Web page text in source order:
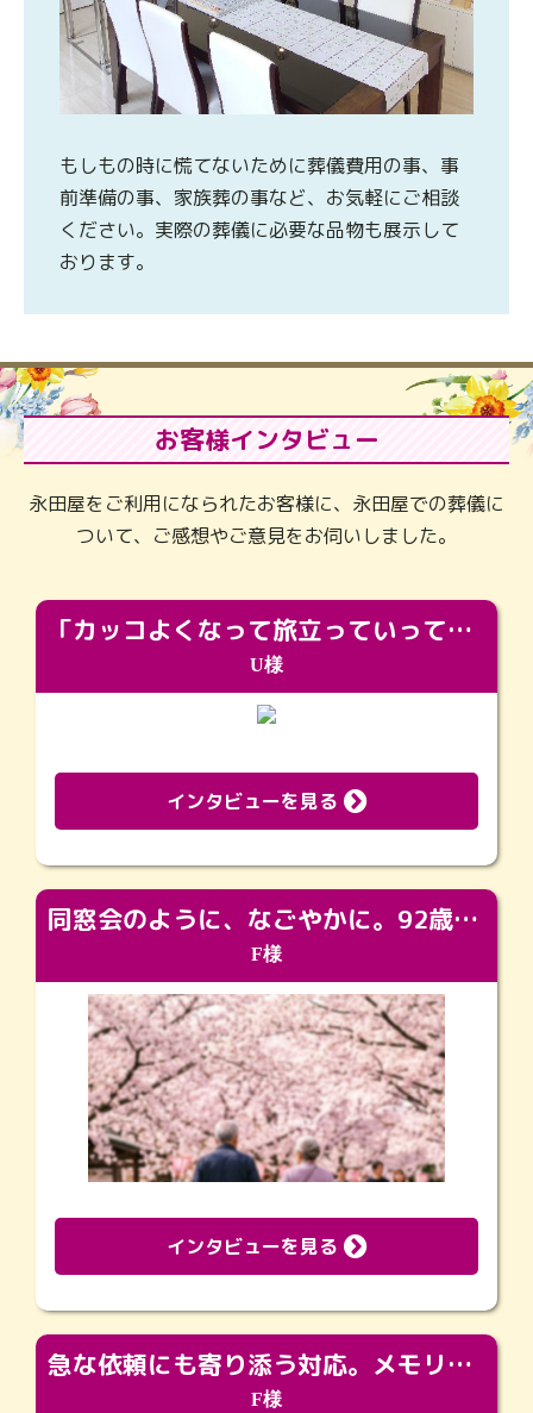
もしもの時に慌てないために葬儀費用の事、事
前準備の事、家族葬の事など、お気軽にご相談
ください。実際の葬儀に必要な品物も展示して
おります。
お客様インタビュー
永田屋をご利用になられたお客様に、永田屋での葬儀に
ついて、ご感想やご意見をお伺いしました。
「カッコよくなって旅立っていってくれました（笑）もっとカッコいいって言ってあげればよかったな」
U様
インタビューを見る
同窓会のように、なごやかに。92歳の旅立ちを彩った、再会と感謝の場
F様
インタビューを見る
急な依頼にも寄り添う対応。メモリアルコーナーで振り返る大切な日々
F様